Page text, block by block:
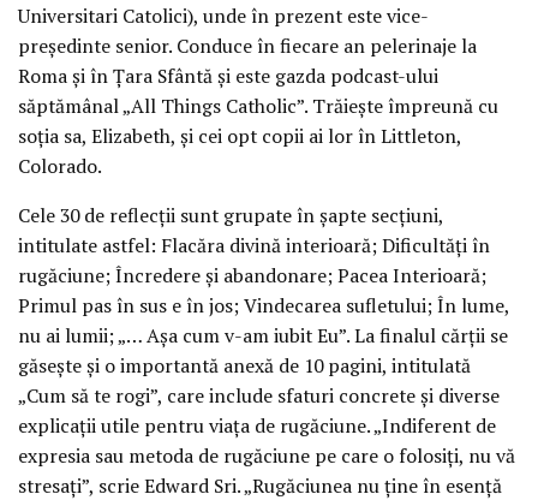
Universitari Catolici), unde în prezent este vice-
președinte senior. Conduce în fiecare an pelerinaje la
Roma și în Țara Sfântă și este gazda podcast-ului
săptămânal „All Things Catholic”. Trăiește împreună cu
soția sa, Elizabeth, și cei opt copii ai lor în Littleton,
Colorado.
Cele 30 de reflecții sunt grupate în șapte secțiuni,
intitulate astfel: Flacăra divină interioară; Dificultăți în
rugăciune; Încredere și abandonare; Pacea Interioară;
Primul pas în sus e în jos; Vindecarea sufletului; În lume,
nu ai lumii; „… Așa cum v-am iubit Eu”. La finalul cărții se
găsește și o importantă anexă de 10 pagini, intitulată
„Cum să te rogi”, care include sfaturi concrete și diverse
explicații utile pentru viața de rugăciune. „Indiferent de
expresia sau metoda de rugăciune pe care o folosiți, nu vă
stresați”, scrie Edward Sri. „Rugăciunea nu ține în esență